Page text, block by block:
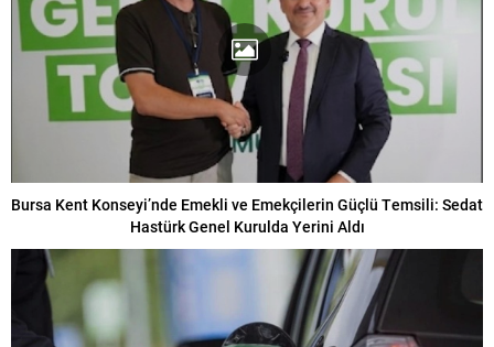
Bursa Kent Konseyi’nde Emekli ve Emekçilerin Güçlü Temsili: Sedat
Hastürk Genel Kurulda Yerini Aldı